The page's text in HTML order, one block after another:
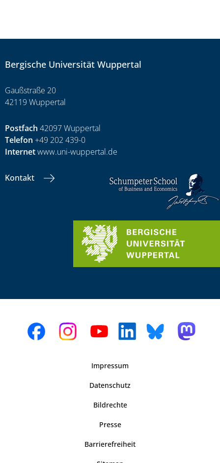
Bergische Universität Wuppertal
Gaußstraße 20
42119 Wuppertal
Postfach 42097 Wuppertal
Telefon +49 202 439-0
Internetwww.uni-wuppertal.de
Kontakt
Impressum
Datenschutz
Bildrechte
Presse
Barrierefreiheit